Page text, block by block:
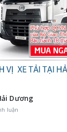
Dương
luận